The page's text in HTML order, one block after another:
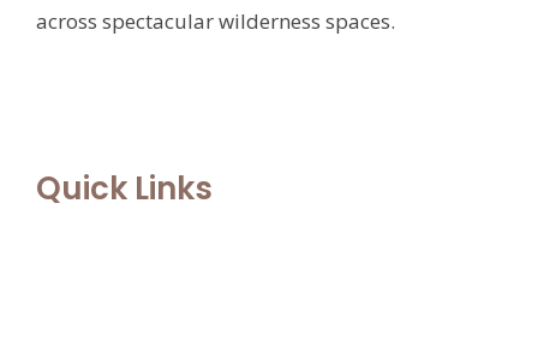
across spectacular wilderness spaces.
Quick Links